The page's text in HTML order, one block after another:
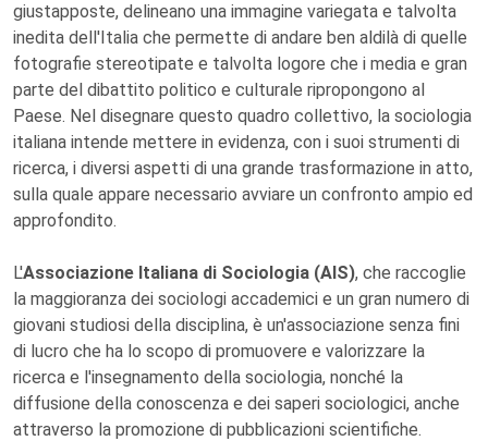
giustapposte, delineano una immagine variegata e talvolta
inedita dell'Italia che permette di andare ben aldilà di quelle
fotografie stereotipate e talvolta logore che i media e gran
parte del dibattito politico e culturale ripropongono al
Paese. Nel disegnare questo quadro collettivo, la sociologia
italiana intende mettere in evidenza, con i suoi strumenti di
ricerca, i diversi aspetti di una grande trasformazione in atto,
sulla quale appare necessario avviare un confronto ampio ed
approfondito.
L'Associazione Italiana di Sociologia (AIS), che raccoglie
la maggioranza dei sociologi accademici e un gran numero di
giovani studiosi della disciplina, è un'associazione senza fini
di lucro che ha lo scopo di promuovere e valorizzare la
ricerca e l'insegnamento della sociologia, nonché la
diffusione della conoscenza e dei saperi sociologici, anche
attraverso la promozione di pubblicazioni scientifiche.